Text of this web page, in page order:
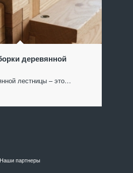
деревянной
лестницы – это…
Наши партнеры